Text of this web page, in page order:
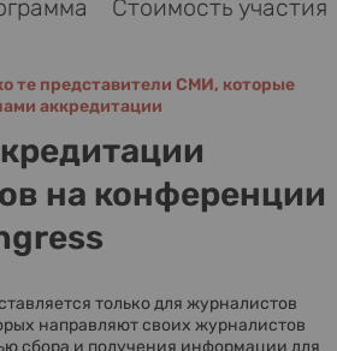
Стоимость участия
те представители СМИ, которые
аккредитации
на конференции
только для журналистов
направляют своих журналистов